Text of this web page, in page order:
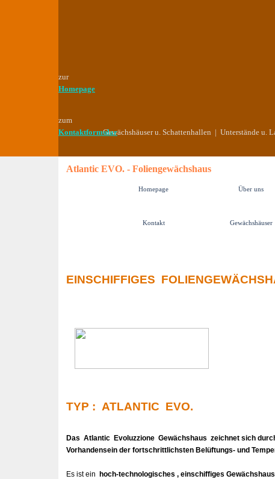
zur
Homepage
zum
KontaktformularGewächshäuser u. Schattenhallen | Unterstände u.
Atlantic EVO. - Foliengewächshaus
Homepage Über uns
Kontakt ▼
Gewächshäuser
EINSCHIFFIGES
TYP : ATLANTIC EVO.
Das Atlantic Evoluzzione Gewächshaus zeichnet sich
Vorhandensein der fortschrittlichsten Belüftungs- und
Es ist ein hoch-technologisches , einschiffiges Gewächshaus